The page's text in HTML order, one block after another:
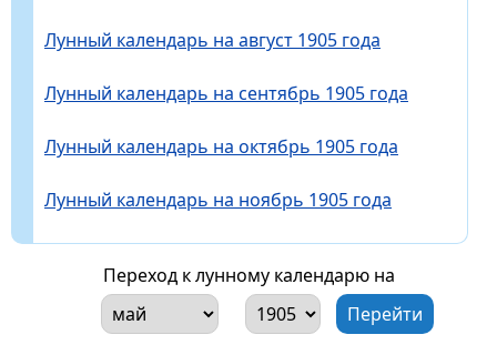
Лунный календарь на август 1905 года
Лунный календарь на сентябрь 1905 года
Лунный календарь на октябрь 1905 года
Лунный календарь на ноябрь 1905 года
Переход к лунному календарю на